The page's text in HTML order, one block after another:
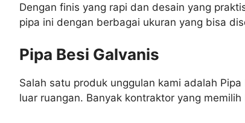
Dengan finis yang rapi dan desain yang
pipa ini dengan berbagai ukuran yang bisa
Pipa Besi Galvanis
Salah satu produk unggulan kami adalah
luar ruangan. Banyak kontraktor yang